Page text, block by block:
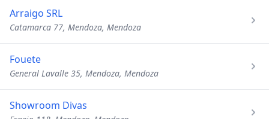
Arraigo SRL
Catamarca 77, Mendoza, Mendoza
Fouete
General Lavalle 35, Mendoza, Mendoza
Showroom Divas